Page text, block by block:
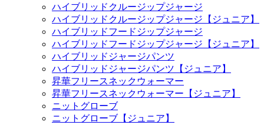
ハイブリッドクルージップジャージ
ハイブリッドクルージップジャージ【ジュニア】
ハイブリッドフードジップジャージ
ハイブリッドフードジップジャージ【ジュニア】
ハイブリッドジャージパンツ
ハイブリッドジャージパンツ【ジュニア】
昇華フリースネックウォーマー
昇華フリースネックウォーマー【ジュニア】
ニットグローブ
ニットグローブ【ジュニア】